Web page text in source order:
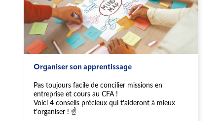
Organiser son apprentissage
Pas toujours facile de concilier missions en
entreprise et cours au CFA !
Voici 4 conseils précieux qui t'aideront à mieux
t'organiser ! ☝️